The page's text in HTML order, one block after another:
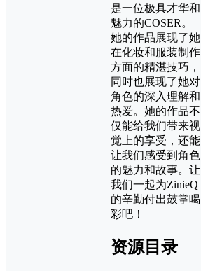
是一位极具才华和
魅力的COSER。
她的作品展现了她
在化妆和服装制作
方面的精湛技巧，
同时也展现了她对
角色的深入理解和
热爱。她的作品不
仅能给我们带来视
觉上的享受，还能
让我们感受到角色
的魅力和故事。让
我们一起为ZinieQ
的辛勤付出鼓掌喝
彩吧！
资源目录